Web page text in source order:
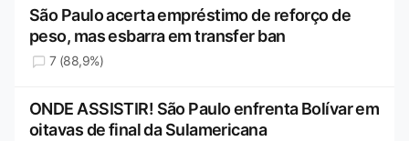
São Paulo acerta empréstimo de reforço de
peso, mas esbarra em transfer ban
7 (88,9%)
ONDE ASSISTIR! São Paulo enfrenta Bolívar em
oitavas de final da Sulamericana